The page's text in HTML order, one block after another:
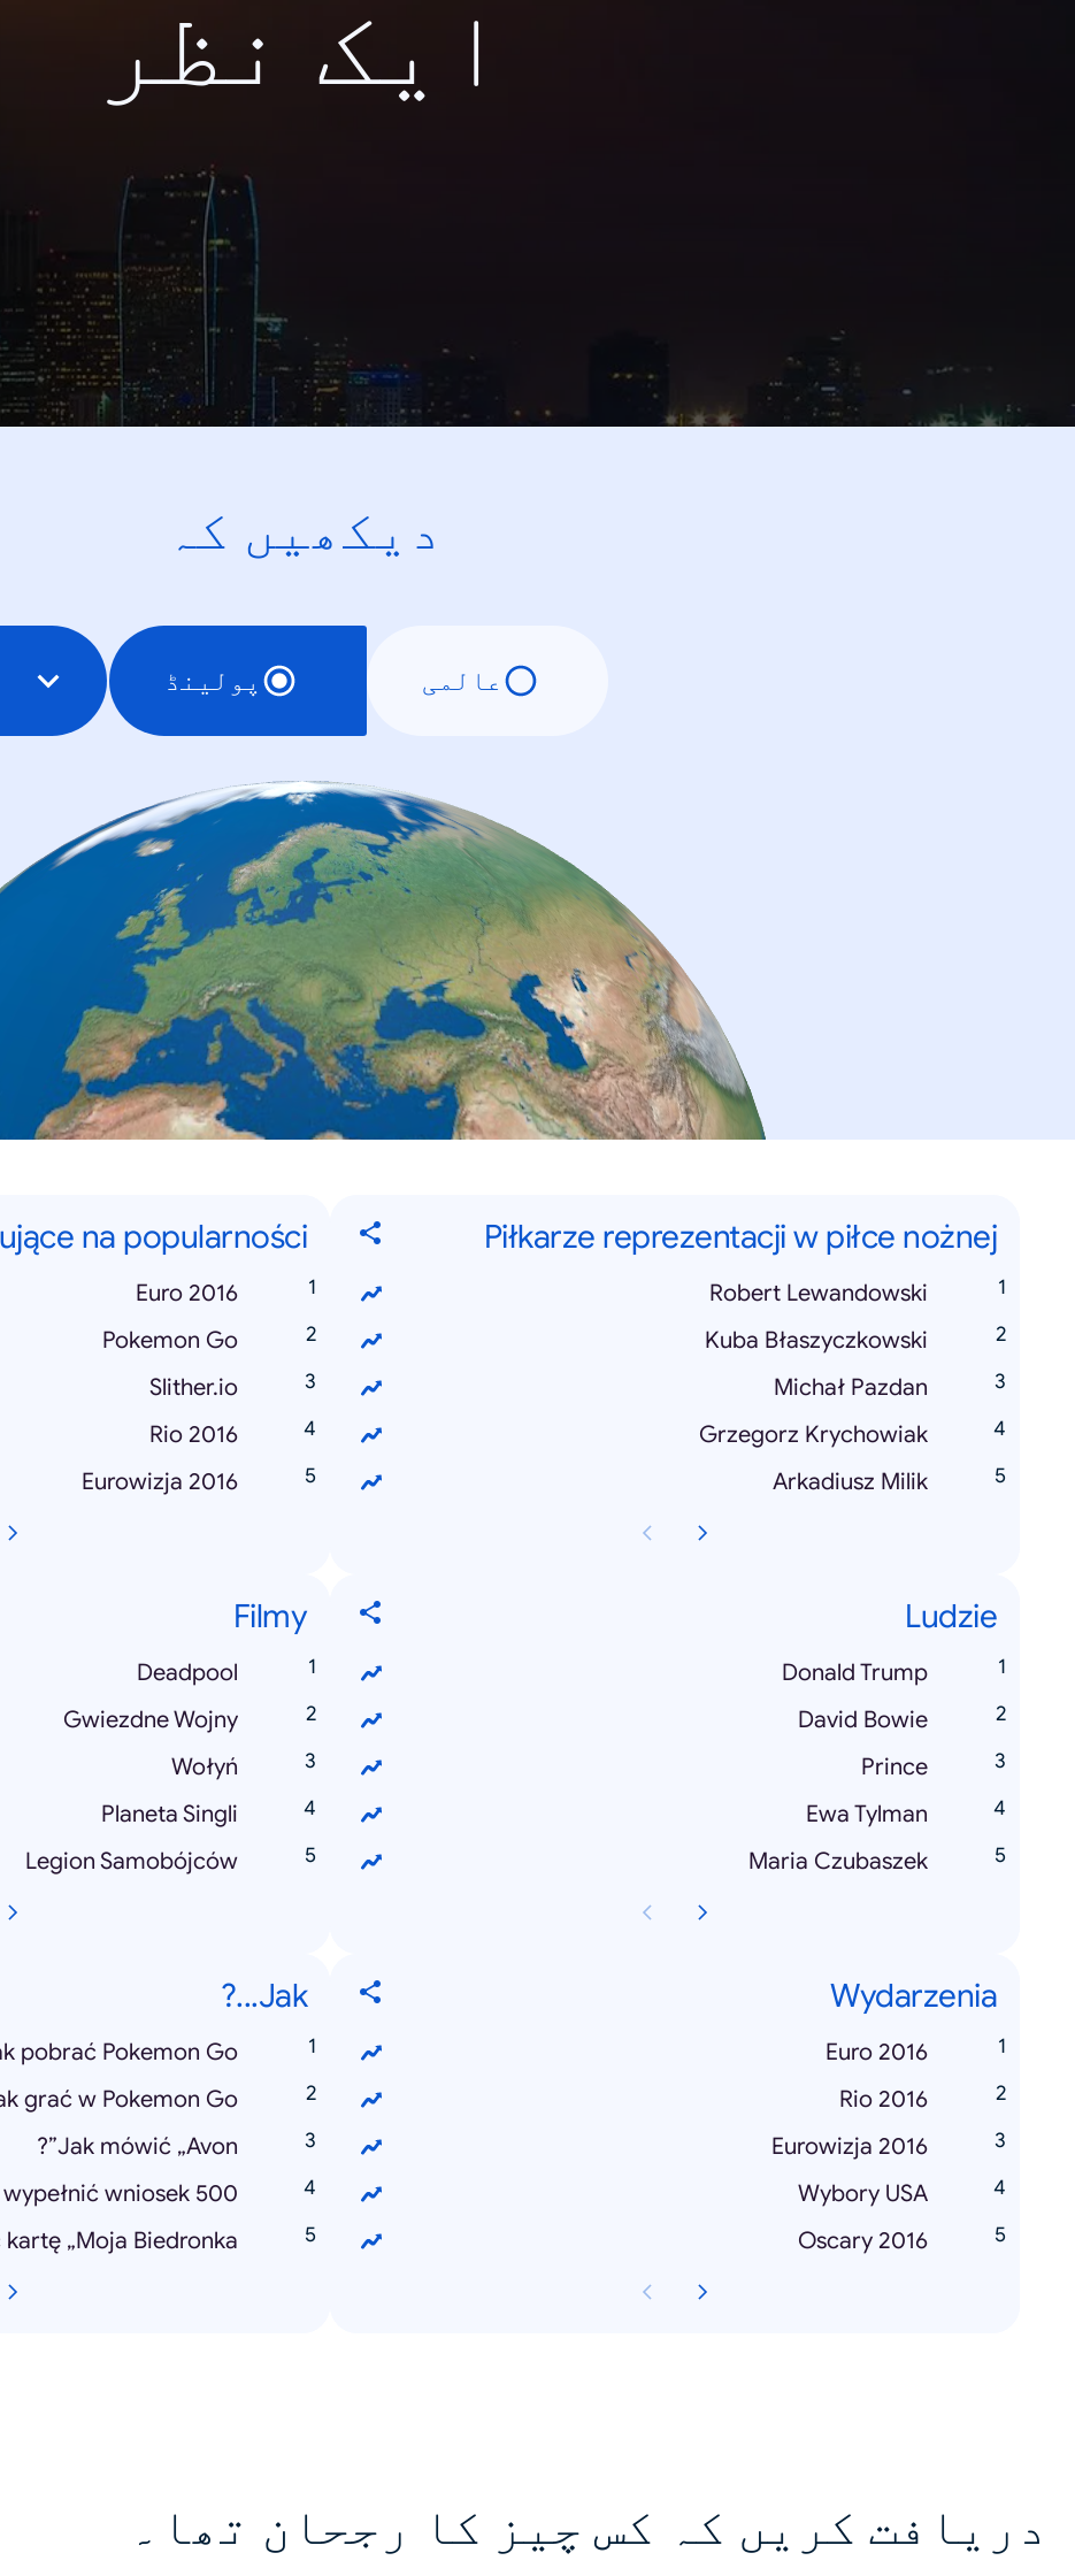
ایک نظر
دیکھیں کہ
عالمی پولینڈ
Piłkarze reprezentacji w piłce nożnej
Robert Lewandowski
Kuba Błaszyczkowski
Michał Pazdan
Grzegorz Krychowiak
Arkadiusz Milik
na popularności
Euro 2016
Pokemon Go
Slither.io
Rio 2016
Eurowizja 2016
Ludzie
Donald Trump
David Bowie
Prince
Ewa Tylman
Maria Czubaszek
Filmy
Deadpool
Gwiezdne Wojny
Wołyń
Planeta Singli
Legion Samobójców
Wydarzenia
Euro 2016
Rio 2016
Eurowizja 2016
Wybory USA
Oscary 2016
Jak...?
pobrać Pokemon Go?
grać w Pokemon Go?
Jak mówić „Avon”?
wniosek 500+?
„Moja Biedronka”?
دریافت کریں کہ کس چیز کا رجحان تھا۔